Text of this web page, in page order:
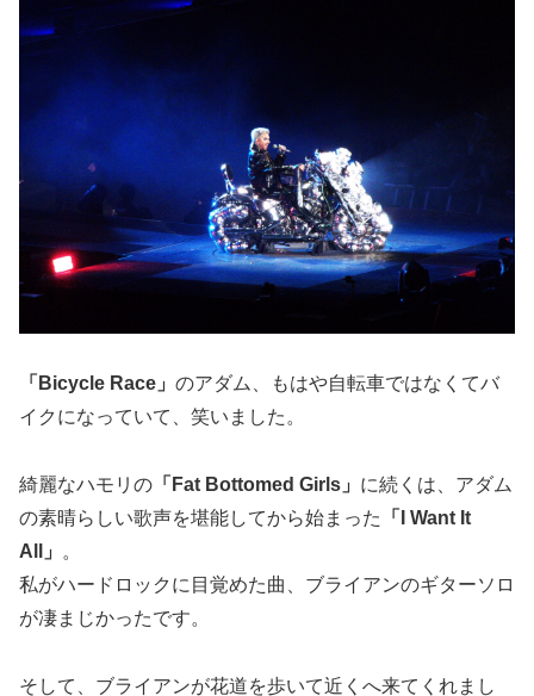
「Bicycle Race」 のアダム、もはや自転車ではなくてバ
イクになっていて、笑いました。
綺麗なハモリの 「Fat Bottomed Girls」 に続くは、アダム
の素晴らしい歌声を堪能してから始まった
「I Want It
All」
。
私がハードロックに目覚めた曲、ブライアンのギターソロ
が凄まじかったです。
そして、ブライアンが花道を歩いて近くへ来てくれまし